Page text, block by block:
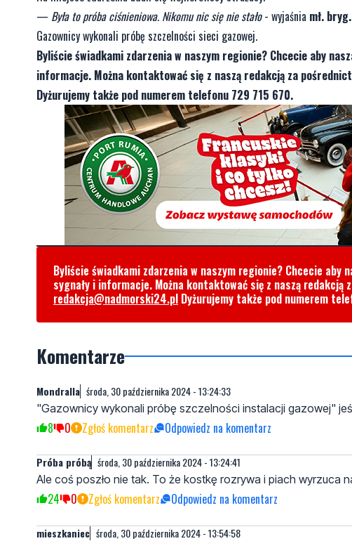
— Była to próba ciśnieniowa. Nikomu nic się nie stało- wyjaśnia mł.
Gazownicy wykonali próbę szczelności sieci gazowej.
Byliście świadkami zdarzenia w naszym regionie? Chcecie aby
informacje. Można kontaktować się z naszą redakcją za
Dyżurujemy także pod numerem telefonu 729 715 670.
Byliście świadkami zdarzenia w naszym regionie? Chcecie aby
sygnały i informacje. Można kontaktować się z naszą
redakcja@nadmorski24.pl Dyżurujemy także pod numerem
Komentarze
Mondralla środa, 30 października 2024 - 13:24:33
"Gazownicy wykonali próbę szczelności instalacji gazowej"
8 0 Zgłoś komentarz Odpowiedz na komentarz
Próba próbą środa, 30 października 2024 - 13:24:41
Ale coś poszło nie tak. To że kostkę rozrywa i piach wyrzuca
24 0 Zgłoś komentarz Odpowiedz na komentarz
mieszkaniec środa, 30 października 2024 - 13:54:58